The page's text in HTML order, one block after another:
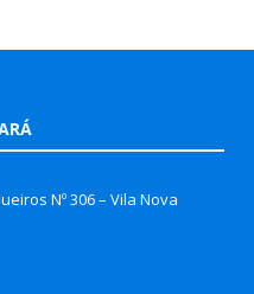
Nº 306 – Vila Nova